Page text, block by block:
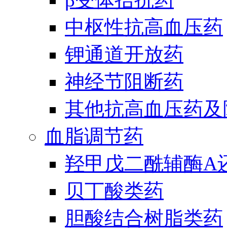
中枢性抗高血压药
钾通道开放药
神经节阻断药
其他抗高血压药
血脂调节药
羟甲戊二酰辅酶A
贝丁酸类药
胆酸结合树脂类药